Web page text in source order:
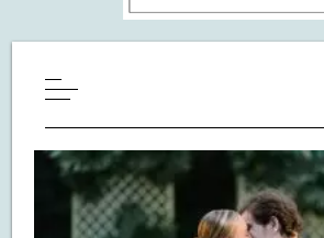
WILL YOU MARRY ME?
LUA DE MEL
COZINHA